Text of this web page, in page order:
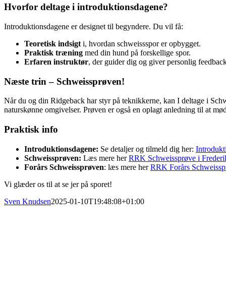
Hvorfor deltage i introduktionsdagene?
Introduktionsdagene er designet til begyndere. Du vil få:
Teoretisk indsigt i, hvordan schweissspor er opbygget.
Praktisk træning med din hund på forskellige spor.
Erfaren instruktør, der guider dig og giver personlig
Næste trin – Schweissprøven!
Når du og din Ridgeback har styr på teknikkerne, kan I deltage i
naturskønne omgivelser. Prøven er også en oplagt anledning til at
Praktisk info
Introduktionsdagene: Se detaljer og tilmeld dig her:
Schweissprøven: Læs mere herRRK Schweissprøve i
Forårs Schweissprøven: læs mere herRRK Forårs
Vi glæder os til at se jer på sporet!
Sven Knudsen2025-01-10T19:48:08+01:00